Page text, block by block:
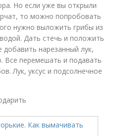
Но если уже вы открыли
то можно попробовать
нужно выложить грибы из
Дать стечь и положить
добавить нарезанный лук,
Все перемешать и подавать
Лук, уксус и подсолнечное